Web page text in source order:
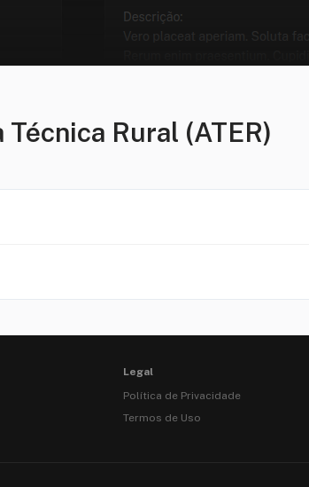
Rural (ATER)
Legal
Política de Privacidade
Termos de Uso